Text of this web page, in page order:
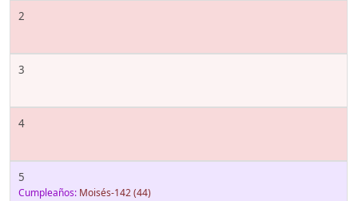
2
3
4
5
Cumpleaños: Moisés-142(44)